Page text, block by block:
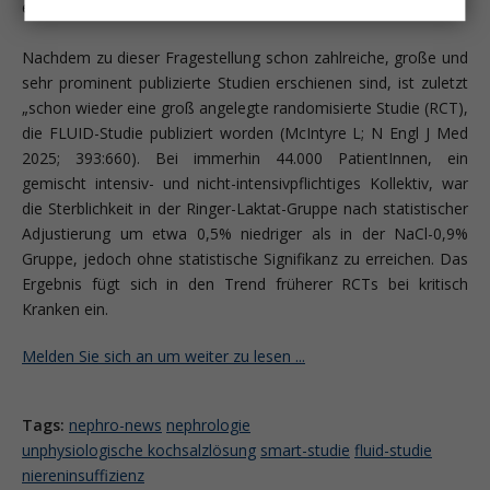
eindeutig geklärt, als häufig angenommen wird.
Nachdem zu dieser Fragestellung schon zahlreiche, große und
sehr prominent publizierte Studien erschienen sind, ist zuletzt
„schon wieder eine groß angelegte randomisierte Studie (RCT),
die FLUID-Studie publiziert worden (McIntyre L; N Engl J Med
2025; 393:660). Bei immerhin 44.000 PatientInnen, ein
gemischt intensiv- und nicht-intensivpflichtiges Kollektiv, war
die Sterblichkeit in der Ringer-Laktat-Gruppe nach statistischer
Adjustierung um etwa 0,5% niedriger als in der NaCl-0,9%
Gruppe, jedoch ohne statistische Signifikanz zu erreichen. Das
Ergebnis fügt sich in den Trend früherer RCTs bei kritisch
Kranken ein.
Melden Sie sich an um weiter zu lesen ...
Tags: nephro-news nephrologie
unphysiologische kochsalzlösung smart-studie fluid-studie
niereninsuffizienz